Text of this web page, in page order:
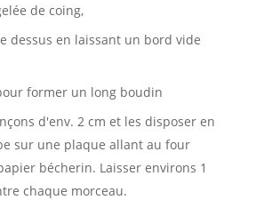
de coing,
dessus en laissant un bord vide
former un long boudin
d'env. 2 cm et les disposer en
sur une plaque allant au four
bécherin. Laisser environs 1
chaque morceau.